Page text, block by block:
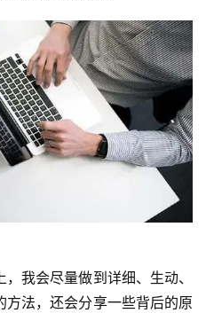
我会尽量做到详细、生动、
法，还会分享一些背后的原